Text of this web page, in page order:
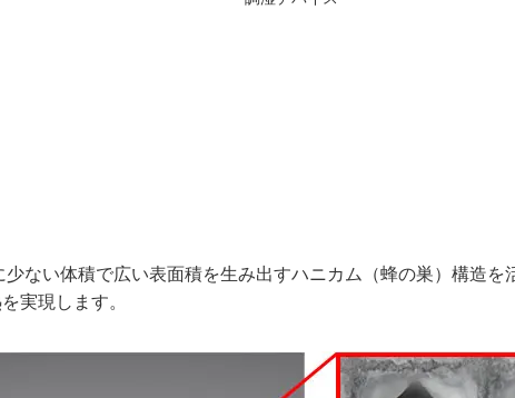
ない体積で広い表面積を生み出すハニカム（蜂の巣）構造
実現します。